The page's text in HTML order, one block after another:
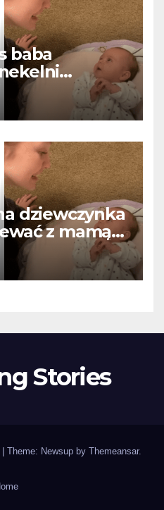
baba
szívét
dziewczynka
z mamą…
serc
Stories
Theme: Newsup by Themeansar.